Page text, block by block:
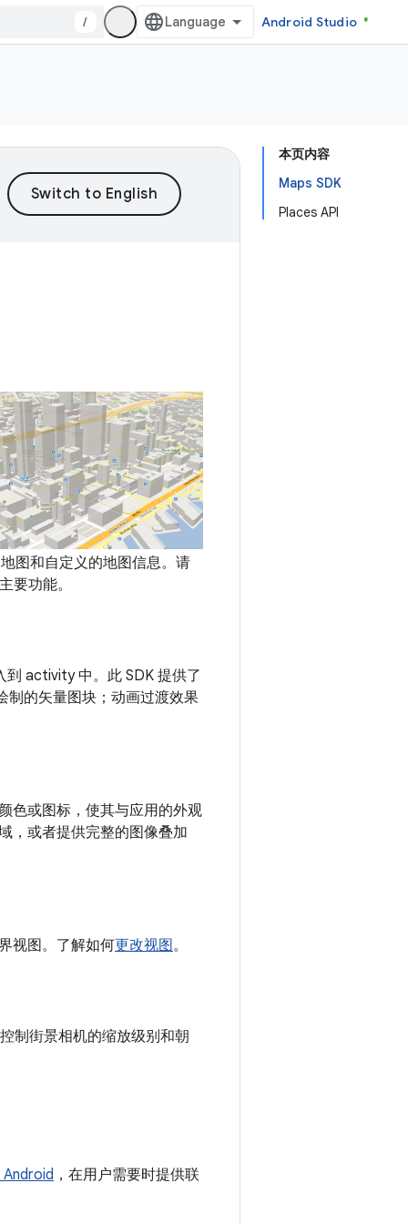
/ Android Studio
本页内容
Maps SDK
Places API
图和自定义的地图信息。请
要功能。
activity 中。此 SDK 提供了
制的矢量图块；动画过渡效果
色或图标，使其与应用的外观
，或者提供完整的图像叠加
视图。了解如何更改视图。
制街景相机的缩放级别和朝
，在用户需要时提供联